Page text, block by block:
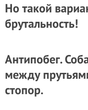
Но такой
брутальность!
Антипобег.
между
стопор.